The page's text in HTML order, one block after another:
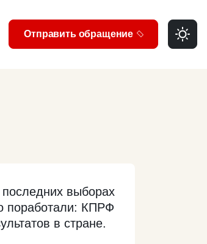
Отправить обращение
выборах
поработали: КПРФ
в стране.